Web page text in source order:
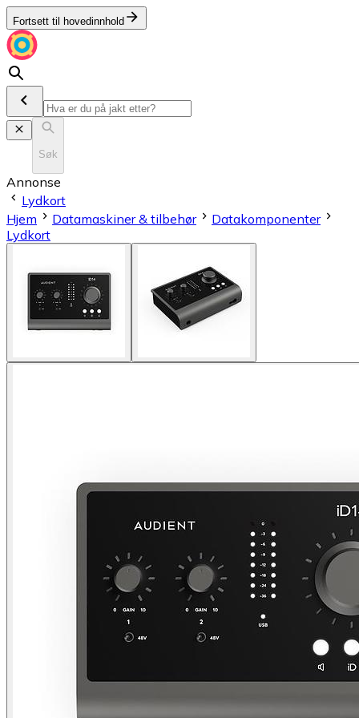
Fortsett til hovedinnhold
Søk
Annonse
Lydkort
Hjem
Datamaskiner & tilbehør
Datakomponenter
Lydkort